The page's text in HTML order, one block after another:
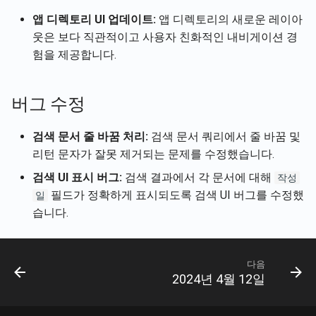
Português
Tiếng Việt
Rememberizer MCP 서버
Slack과 대화하는 샘플 웹
져오기
의미적 유사성으로 문서
벡터 저장소 API
2026년 1월 2일
2025년 12월 26일
2025년 11월 14일
2025년 11월 7일
2025년 10월 24일
앱 디렉토리 UI 업데이트: 앱 디렉토리의 새로운 레이아
웃은 보다 직관적이고 사용자 친화적인 내비게이션 경
험을 제공합니다.
버그 수정
검색 문서 줄 바꿈 처리: 검색 문서 쿼리에서 줄 바꿈 및
리턴 문자가 잘못 제거되는 문제를 수정했습니다.
검색 UI 표시 버그: 검색 결과에서 각 문서에 대해
작성
일
필드가 정확하게 표시되도록 검색 UI 버그를 수정했
습니다.
다음
2024년 4월 12일